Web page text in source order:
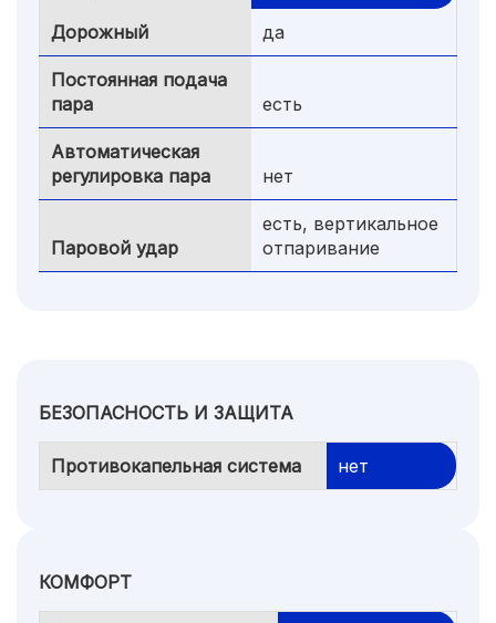
Дорожный да
Постоянная подача
пара
есть
Автоматическая
регулировка пара
нет
Паровой удар
есть, вертикальное
отпаривание
БЕЗОПАСНОСТЬ И ЗАЩИТА
Противокапельная система нет
КОМФОРТ